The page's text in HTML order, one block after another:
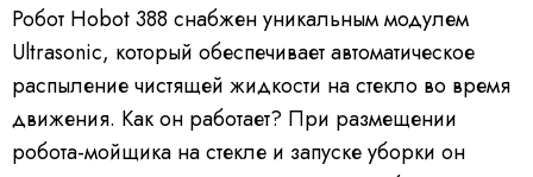
Робот Hobot 388 снабжен уникальным модулем
Ultrasonic, который обеспечивает автоматическое
распыление чистящей жидкости на стекло во время
движения. Как он работает? При размещении
робота-мойщика на стекле и запуске уборки он